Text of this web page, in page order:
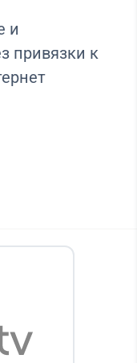
и
привязки к